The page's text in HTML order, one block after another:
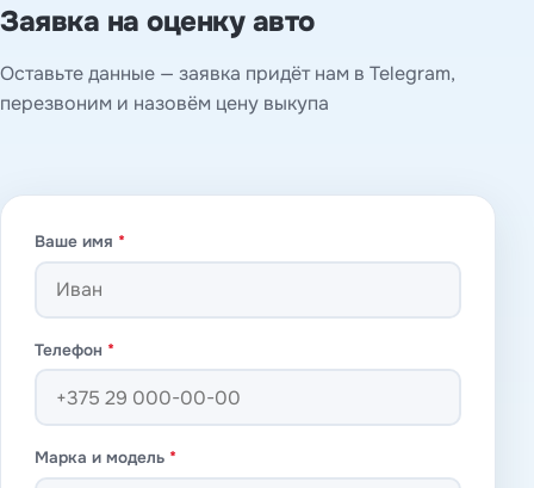
Заявка на оценку авто
Оставьте данные — заявка придёт нам в Telegram,
перезвоним и назовём цену выкупа
Ваше имя *
Телефон *
Марка и модель *